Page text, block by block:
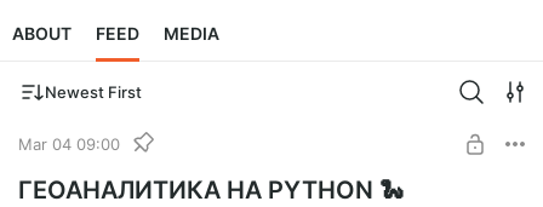
ABOUT FEED MEDIA
Newest First
Mar 04 09:00
ГЕОАНАЛИТИКА НА PYTHON 🐍